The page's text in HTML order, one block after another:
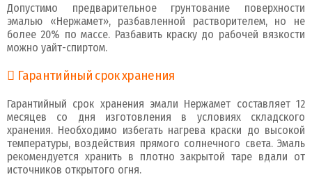
Допустимо предварительное грунтование поверхности
эмалью «Нержамет», разбавленной растворителем, но не
более 20% по массе. Разбавить краску до рабочей вязкости
можно уайт-спиртом.
Гарантийный срок хранения
Гарантийный срок хранения эмали Нержамет составляет 12
месяцев со дня изготовления в условиях складского
хранения. Необходимо избегать нагрева краски до высокой
температуры, воздействия прямого солнечного света. Эмаль
рекомендуется хранить в плотно закрытой таре вдали от
источников открытого огня.